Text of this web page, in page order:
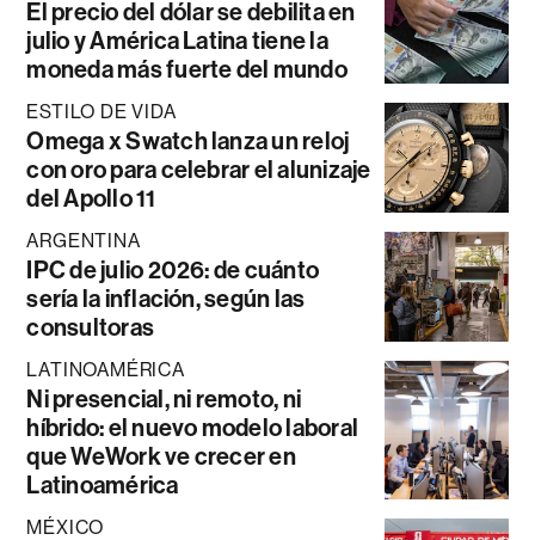
El precio del dólar se debilita en
julio y América Latina tiene la
moneda más fuerte del mundo
ESTILO DE VIDA
Omega x Swatch lanza un reloj
con oro para celebrar el alunizaje
del Apollo 11
ARGENTINA
IPC de julio 2026: de cuánto
sería la inflación, según las
consultoras
LATINOAMÉRICA
Ni presencial, ni remoto, ni
híbrido: el nuevo modelo laboral
que WeWork ve crecer en
Latinoamérica
MÉXICO